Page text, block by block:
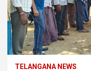
TELANGANA NEWS